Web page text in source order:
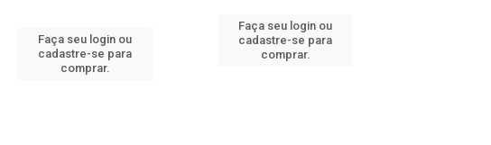
Faça seu login ou
cadastre-se para
comprar.
Faça seu login ou
cadastre-se para
comprar.